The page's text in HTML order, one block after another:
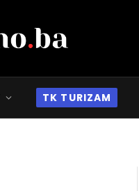
TK TURIZAM